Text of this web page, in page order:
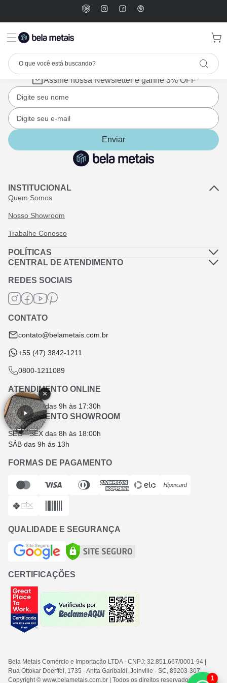
Assine nossa Newsletter e ganhe 3% OFF
Enviar
INSTITUCIONAL
Quem Somos
Nosso Showroom
Trabalhe Conosco
POLÍTICAS
Política de Privacidade
Política de Frete
Termos de Garantia
Termos e Condições
Troca e Devolução
CENTRAL DE ATENDIMENTO
Fale Conosco
REDES SOCIAIS
CONTATO
contato@belametais.com.br
+55 (47) 3842-1211
0800-1211089
ATENDIMENTO ONLINE
SEG - SEX das 9h às 17:30h
ATENDIMENTO SHOWROOM
SEG - SEX das 8h às 18:00h
SÁB das 9h ás 13h
FORMAS DE PAGAMENTO
QUALIDADE E SEGURANÇA
CERTIFICAÇÕES
Bela Metais Comércio e Importação LTDA- CNPJ: 32.851.667/0001-94
Rua Ottokar Doerffel, 1735 - Anita Garibaldi, Joinville - SC, 89203-307
Copyright © www.belametais.com.br | Todos os direitos reservados
×
1